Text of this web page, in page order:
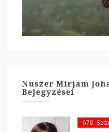
Nuszer Mirjam
Bejegyzései
670.